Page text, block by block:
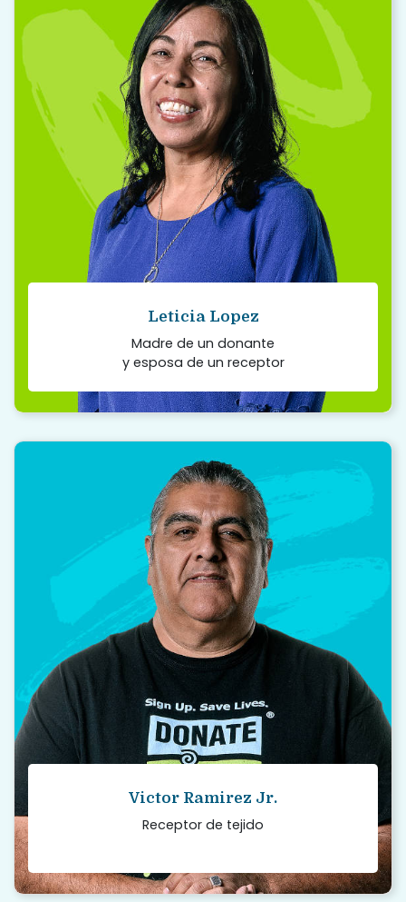
Leticia Lopez
Madre de un donante
y esposa de un receptor
“
Estoy muy orgullosa de mi hijo y estoy
orgullosa de que siga viviendo en otros.
Tengo un hijo que tuvo un propósito, y fue
el de dar vida.
Read story
Victor Ramirez Jr.
Receptor de tejido
“
Una vez que supe lo que realmente
significaba la donación, me registré como
donante. Cualquiera puede ser un héroe al
final de su vida.